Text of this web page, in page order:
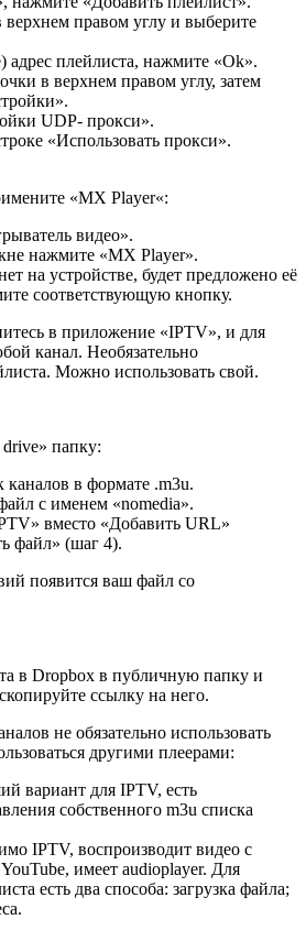
правом углу и выберите
адрес плейлиста, нажмите «Ok».
в верхнем правом углу, затем
UDP- прокси».
«Использовать прокси».
«MX Player«:
видео».
нажмите «MX Player».
на устройстве, будет предложено её
соответствующую кнопку.
в приложение «IPTV», и для
канал. Необязательно
Можно использовать свой.
папку:
каналов в формате .m3u.
с именем «nomedia».
вместо «Добавить URL»
файл» (шаг 4).
появится ваш файл со
в Dropbox в публичную папку и
ссылку на него.
не обязательно использовать
другими плеерами:
вариант для IPTV, есть
собственного m3u списка
IPTV, воспроизводит видео с
имеет audioplayer. Для
есть два способа: загрузка файла;